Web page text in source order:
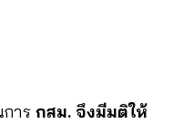
าร กสม. จึงมีมติให้